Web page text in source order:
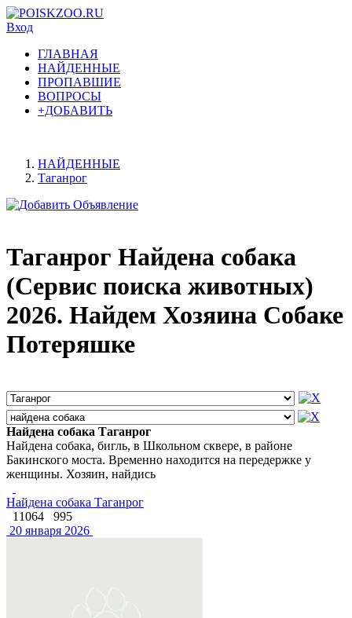
Вход
ГЛАВНАЯ
НАЙДЕННЫЕ
ПРОПАВШИЕ
ВОПРОСЫ
+ДОБАВИТЬ
НАЙДЕННЫЕ
Таганрог
Таганрог Найдена собака
(Сервис поиска животных)
2026. Найдем Хозяина Собаке
Потеряшке
Найдена собака Таганрог
Найдена собака, бигль, в Школьном сквере, в районе
Бакинского моста. Временно находится на передержке у
женщины. Хозяин, найдись
Найдена собака Таганрог
11064
995
20 января 2026